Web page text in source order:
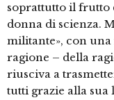
soprattutto il frutto
donna di scienza.
militante», con
ragione – della
riusciva a
tutti grazie alla sua